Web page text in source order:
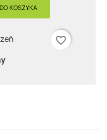
KOSZYKA
favorite_border